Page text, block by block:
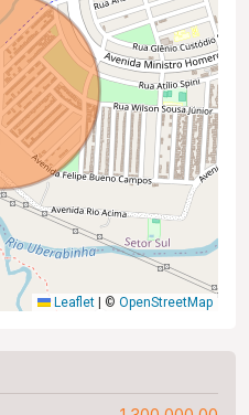
Leaflet © OpenStreetMap